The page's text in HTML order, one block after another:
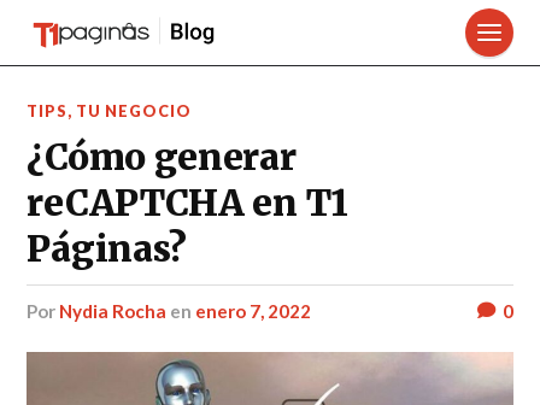
TIPS, TU NEGOCIO
¿Cómo generar
reCAPTCHA en T1
Páginas?
por Nydia Rocha en enero 7, 2022 0